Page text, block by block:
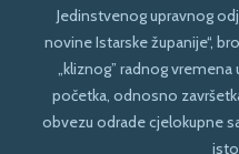
Jedinstvenog upravnog
novine Istarske županije“,
„kliznog” radnog
početka, odnosno
obvezu odrade cjelokupne